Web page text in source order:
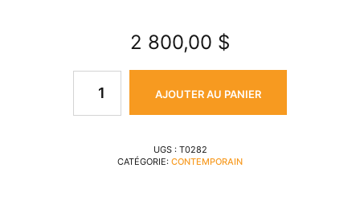
2 800,00 $
AJOUTER AU PANIER
UGS : T0282
CATÉGORIE: CONTEMPORAIN